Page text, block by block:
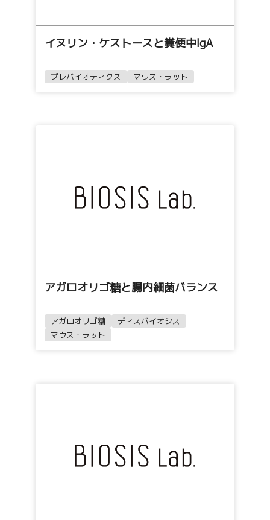
イヌリン・ケストースと糞便中IgA
プレバイオティクス マウス・ラット
アガロオリゴ糖と腸内細菌バランス
アガロオリゴ糖
ディスバイオシス
マウス・ラット